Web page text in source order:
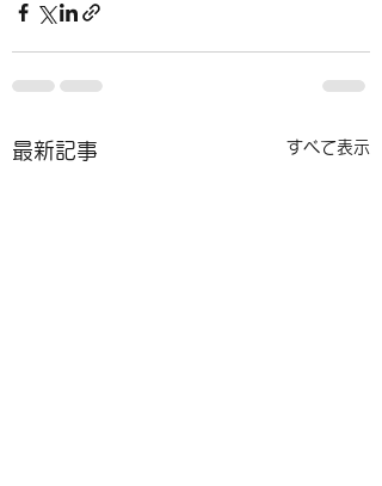
最新記事 すべて表示